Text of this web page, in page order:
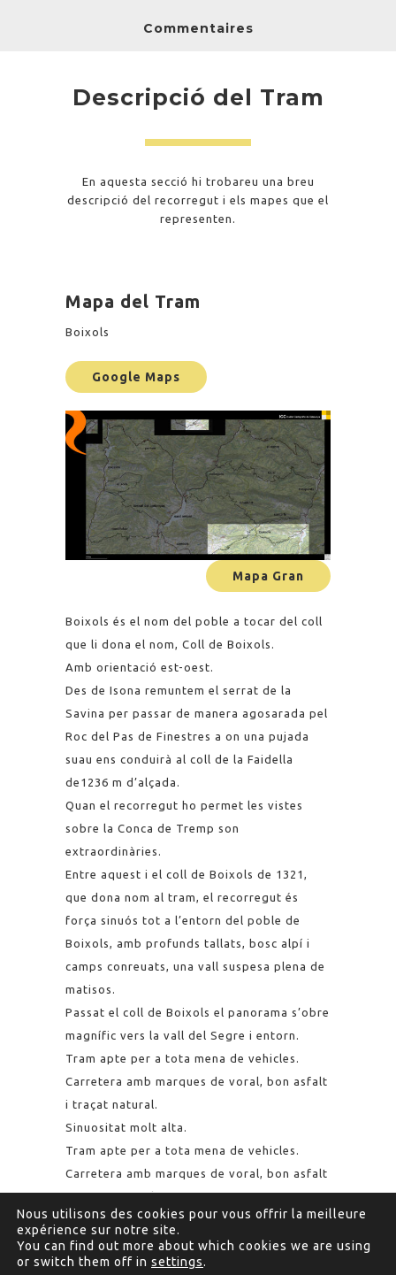
Commentaires
Descripció del Tram
En aquesta secció hi trobareu una breu
descripció del recorregut i els mapes que el
representen.
Mapa del Tram
Boixols
Google Maps
Mapa Gran
Boixols és el nom del poble a tocar del coll
que li dona el nom, Coll de Boixols.
Amb orientació est-oest.
Des de Isona remuntem el serrat de la
Savina per passar de manera agosarada pel
Roc del Pas de Finestres a on una pujada
suau ens conduirà al coll de la Faidella
de1236 m d’alçada.
Quan el recorregut ho permet les vistes
sobre la Conca de Tremp son
extraordinàries.
Entre aquest i el coll de Boixols de 1321,
que dona nom al tram, el recorregut és
força sinuós tot a l’entorn del poble de
Boixols, amb profunds tallats, bosc alpí i
camps conreuats, una vall suspesa plena de
matisos.
Passat el coll de Boixols el panorama s’obre
magnífic vers la vall del Segre i entorn.
Tram apte per a tota mena de vehicles.
Carretera amb marques de voral, bon asfalt
i traçat natural.
Sinuositat molt alta.
Tram apte per a tota mena de vehicles.
Carretera amb marques de voral, bon asfalt
i traçat natural.
Sinuositat molt alta.
Nous utilisons des cookies pour vous offrir la meilleure
expérience sur notre site.
You can find out more about which cookies we are using
or switch them off in settings.